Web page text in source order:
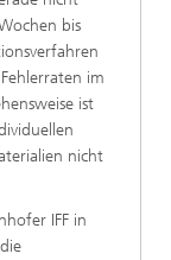
bis
im
ist
nicht
IFF in